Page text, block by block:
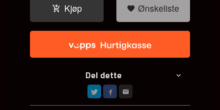
Kjøp Ønskeliste
Del dette